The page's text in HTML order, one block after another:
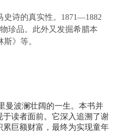
史诗的真实性。1871—1882
珍品。此外又发掘希腊本
》等。
曼波澜壮阔的一生。本书并
读者面前。它深入追溯了谢
巨额财富，最终为实现童年